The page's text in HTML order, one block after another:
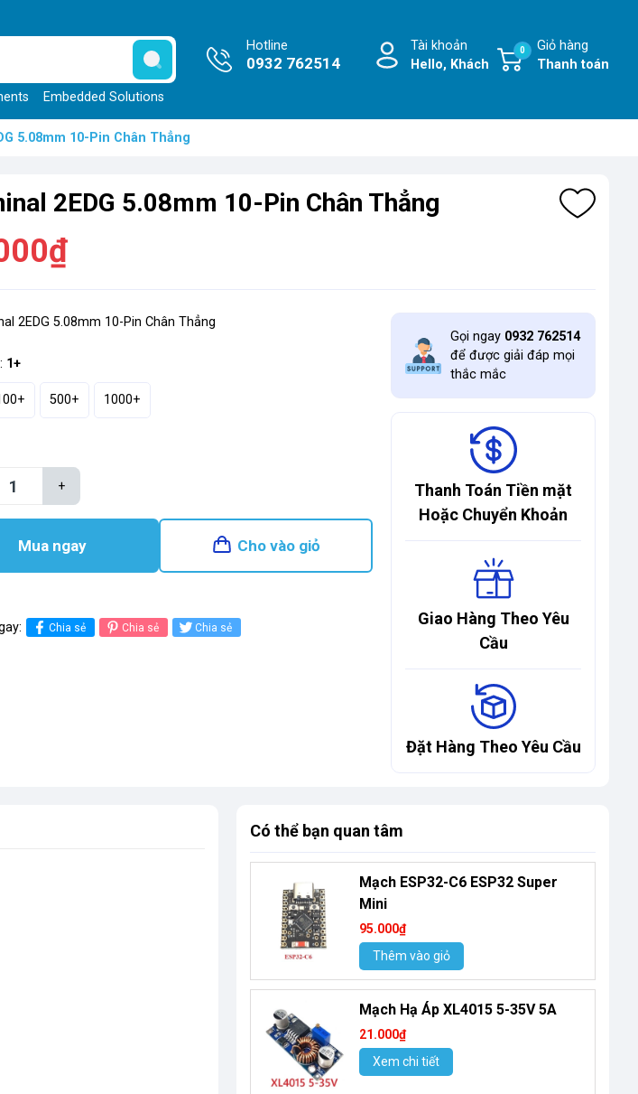
Embedded Solutions
Hotline
0932 762514
Tài khoản
Hello, Khách
Giỏ hàng
Thanh toán
0
5.08mm 10-Pin Chân Thẳng
2EDG 5.08mm 10-Pin Chân Thẳng
2EDG 5.08mm 10-Pin Chân Thẳng
1+
500+ 1000+
+
Mua ngay Cho vào giỏ
Chia sẻ Chia sẻ Chia sẻ
Gọi ngay 0932 762514
để được giải đáp mọi
thắc mắc
Thanh Toán Tiền mặt
Hoặc Chuyển Khoản
Giao Hàng Theo Yêu
Cầu
Đặt Hàng Theo Yêu Cầu
Có thể bạn quan tâm
Mạch ESP32-C6 ESP32 Super
Mini
95.000₫
Thêm vào giỏ
Mạch Hạ Áp XL4015 5-35V 5A
21.000₫
Xem chi tiết